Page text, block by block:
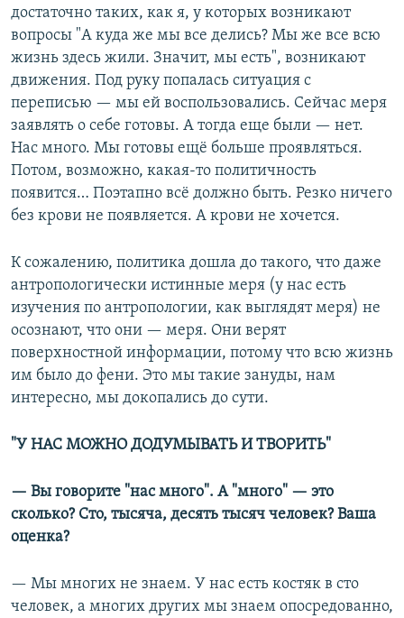
достаточно таких, как я, у которых возникают
вопросы "А куда же мы все делись? Мы же все всю
жизнь здесь жили. Значит, мы есть", возникают
движения. Под руку попалась ситуация с
переписью — мы ей воспользовались. Сейчас меря
заявлять о себе готовы. А тогда еще были — нет.
Нас много. Мы готовы ещё больше проявляться.
Потом, возможно, какая-то политичность
появится… Поэтапно всё должно быть. Резко ничего
без крови не появляется. А крови не хочется.
К сожалению, политика дошла до такого, что даже
антропологически истинные меря (у нас есть
изучения по антропологии, как выглядят меря) не
осознают, что они — меря. Они верят
поверхностной информации, потому что всю жизнь
им было до фени. Это мы такие зануды, нам
интересно, мы докопались до сути.
"У НАС МОЖНО ДОДУМЫВАТЬ И ТВОРИТЬ"
— Вы говорите "нас много". А "много" — это
сколько? Сто, тысяча, десять тысяч человек? Ваша
оценка?
— Мы многих не знаем. У нас есть костяк в сто
человек, а многих других мы знаем опосредованно,